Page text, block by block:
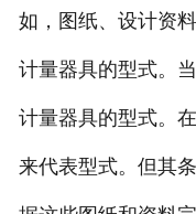
如，图纸、设计资
计量器具的型式。
计量器具的型式。
来代表型式。但其